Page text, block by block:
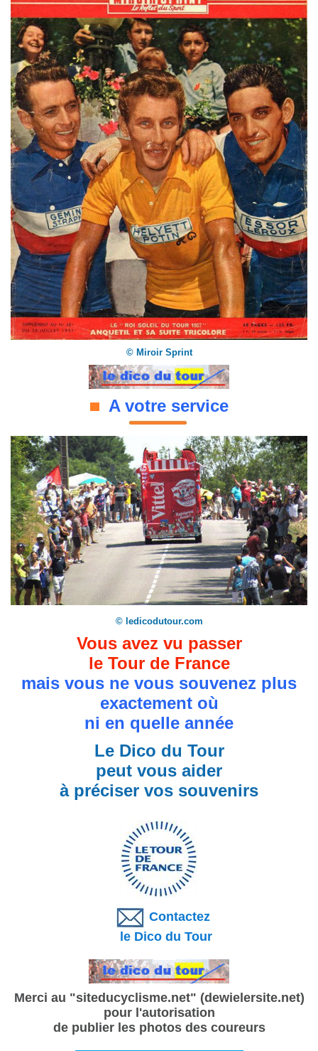
© Miroir Sprint
A votre service
© ledicodutour.com
Vous avez vu passer
le Tour de France
mais vous ne vous souvenez plus
exactement où
ni en quelle année
Le Dico du Tour
peut vous aider
à préciser vos souvenirs
Contactez
le Dico du Tour
Merci au "siteducyclisme.net" (dewielersite.net)
pour l'autorisation
de publier les photos des coureurs